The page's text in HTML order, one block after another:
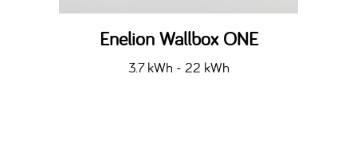
Enelion Wallbox ONE
3.7 kWh - 22 kWh